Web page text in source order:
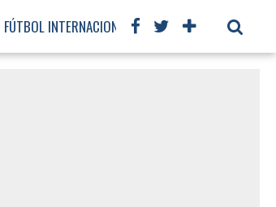
FÚTBOL INTERNACIONAL